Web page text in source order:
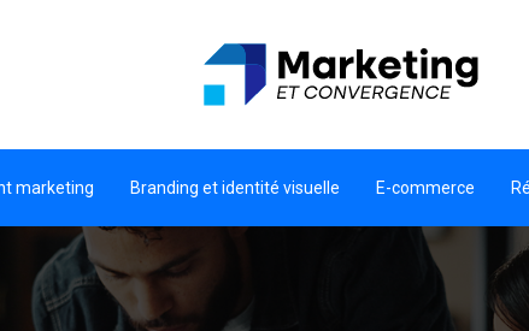
marketing Branding et identité visuelle E-commerce